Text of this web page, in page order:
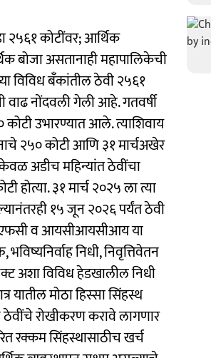
२५६१ कोटींवर; आर्थिक
बोजा असतानाही महापालिकेची
विविध बँकांतील ठेवी २५६१
वाढ नोंदवली गेली आहे. गतवर्षी
उभारण्यात आले. त्याशिवाय
२५० कोटी आणि ३१ मार्चअखेर
अडीच महिन्यांत ठेवींचा
होत्या. ३१ मार्च २०२५ ला त्या
१५ जून २०२६ पर्यंत ठेवी
व आयसीआयसीआय या
निधी, निवृत्तिवेतन
अशा विविध हेडखालील निधी
यातील मोठा हिस्सा सिंहस्थ
ठेवींचे रोखीकरण करावे लागणार
रक्कम सिंहस्थासाठीच खर्च